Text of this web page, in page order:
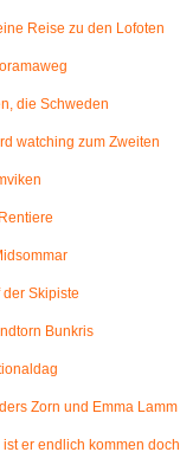
Reise zu den Lofoten
die Schweden
watching zum Zweiten
Skipiste
Bunkris
Zorn und Emma Lamm
er endlich kommen doch